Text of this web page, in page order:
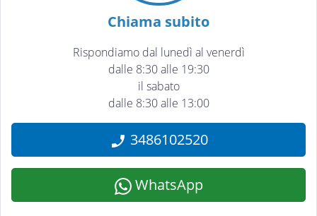
Chiama subito
Rispondiamo dal lunedì al venerdì
dalle 8:30 alle 19:30
il sabato
dalle 8:30 alle 13:00
3486102520
WhatsApp